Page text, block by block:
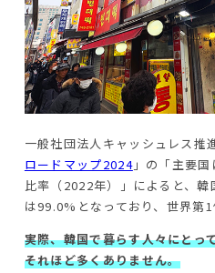
一般社団法人キャッシュレス推
ロードマップ2024」の「主要
比率（2022年）」によると、
は99.0%となっており、世界第1
実際、韓国で暮らす人々にとっ
それほど多くありません。